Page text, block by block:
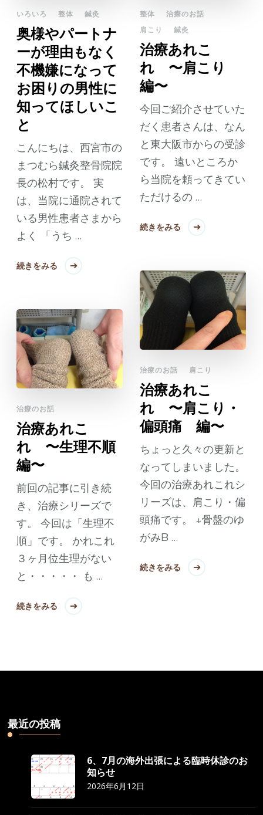
いろいろ 整体 鍼灸
奥様やパートナ
ーが理由もなく
不機嫌になって
お困りの男性に
知ってほしいこ
と
こんにちは、西宮市の
まつむら鍼灸整骨院院
長の松村です。 実
は、当院に通院されて
いる男性患者さまから
よく 「うち …
続きをみる
整体
治療のお話
肩こり
鍼灸
治療あれこ
れ 〜肩こり
編〜
今回ご紹介させていた
だく患者さんは、なん
と東大阪市からの受診
です。 遠いところか
ら当院を頼ってきてい
ただけるの …
続きをみる
治療のお話 肩こり
治療あれこ
れ 〜肩こり・
偏頭痛 編〜
ちょっと久々の更新と
なってしまいました。
今回の治療あれこれシ
リーズは、肩こり・偏
頭痛です。 ↓骨盤のゆ
がみB …
続きをみる
治療のお話
治療あれこ
れ 〜生理不順
編〜
前回の記事に引き続
き、治療シリーズで
す。 今回は「生理不
順」です。 かれこれ
３ヶ月位生理がない
と・・・・・ も …
続きをみる
最近の投稿
6、7月の海外出張による臨時休診のお
知らせ
2026年6月12日